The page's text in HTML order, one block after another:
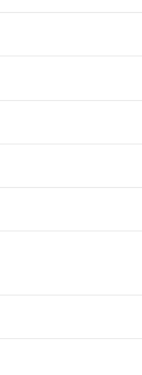
hợp với thiết kế
dạng thẳng
dễ thi công,
nướng, đồng